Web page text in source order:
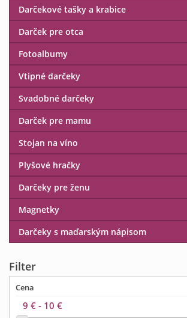
Darčekové tašky a krabice
Darček pre otca
Fotoalbumy
Vtipné darčeky
Svadobné darčeky
Darček pre mamu
Stojan na víno
Plyšové hračky
Darčeky pre ženu
Magnetky
Darčeky s maďarským nápisom
Filter
Cena